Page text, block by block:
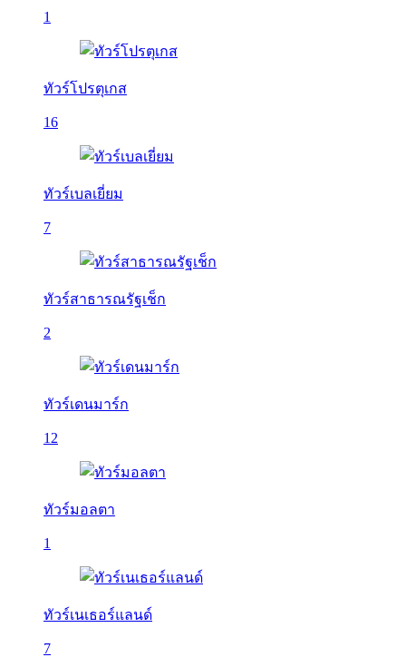
1
ทัวร์โปรตุเกส
16
ทัวร์เบลเยี่ยม
7
ทัวร์สาธารณรัฐเช็ก
2
ทัวร์เดนมาร์ก
12
ทัวร์มอลตา
1
ทัวร์เนเธอร์แลนด์
7